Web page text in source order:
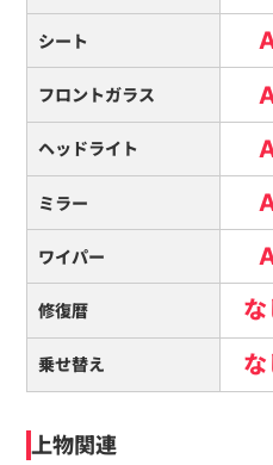
シート
フロントガラス
ヘッドライト
ミラー
ワイパー
修復暦 な
乗せ替え な
上物関連